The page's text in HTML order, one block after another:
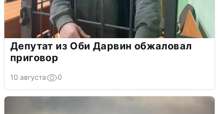
Депутат из Оби Дарвин обжаловал
приговор
10 августа 0